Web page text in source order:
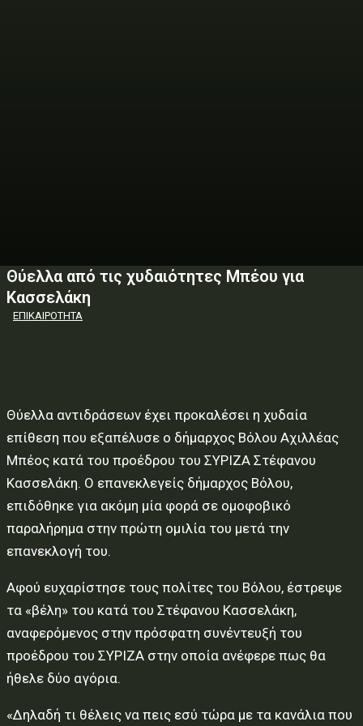
Θύελλα από τις χυδαιότητες Μπέου για
Κασσελάκη
ΕΠΙΚΑΙΡΟΤΗΤΑ
Θύελλα αντιδράσεων έχει προκαλέσει η χυδαία
επίθεση που εξαπέλυσε ο δήμαρχος Βόλου Αχιλλέας
Μπέος κατά του προέδρου του ΣΥΡΙΖΑ Στέφανου
Κασσελάκη. Ο επανεκλεγείς δήμαρχος Βόλου,
επιδόθηκε για ακόμη μία φορά σε ομοφοβικό
παραλήρημα στην πρώτη ομιλία του μετά την
επανεκλογή του.
Αφού ευχαρίστησε τους πολίτες του Βόλου, έστρεψε
τα «βέλη» του κατά του Στέφανου Κασσελάκη,
αναφερόμενος στην πρόσφατη συνέντευξή του
προέδρου του ΣΥΡΙΖΑ στην οποία ανέφερε πως θα
ήθελε δύο αγόρια.
«Δηλαδή τι θέλεις να πεις εσύ τώρα με τα κανάλια που